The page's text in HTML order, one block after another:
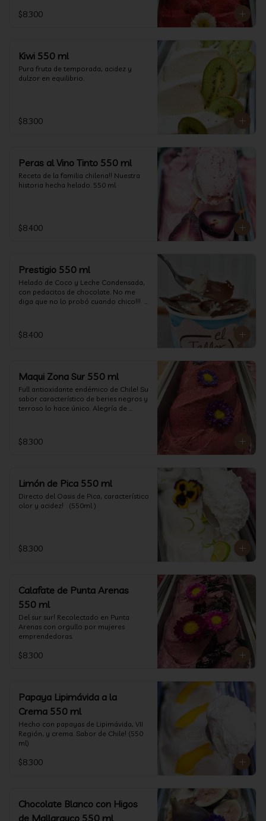
$8.300
Kiwi 550 ml
Pura fruta de temporada, acidez y
dulzor en equilibrio.
$8.300
Peras al Vino Tinto 550 ml
Receta de la familia chilena!! Nuestra
historia hecha helado. 550 ml
$8.400
Prestigio 550 ml
Helado de Coco y Leche Condensada,
con pedacitos de chocolate. No me
diga que no lo probó cuando chico!!!
$8.400
Maqui Zona Sur 550 ml
Full antioxidante endémico de Chile! Su
sabor característico de beries negros y
terroso lo hace único. Alegría de
$8.300
Limón de Pica 550 ml
Directo del Oasis de Pica, característico
olor y acidez!   (550ml )
$8.300
Calafate de Punta Arenas
550 ml
Del sur sur! Recolectado en Punta
Arenas con orgullo por mujeres
emprendedoras.
$8.300
Papaya Lipimávida a la
Crema 550 ml
Hecho con papayas de Lipimávida, VII
Región, y crema. Sabor de Chile! (550
ml)
$8.300
Chocolate Blanco con Higos
de Mallarauco 550 ml